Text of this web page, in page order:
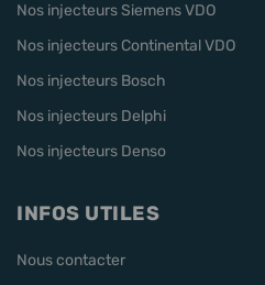
Nos injecteurs Siemens VDO
Nos injecteurs Continental VDO
Nos injecteurs Bosch
Nos injecteurs Delphi
Nos injecteurs Denso
INFOS UTILES
Nous contacter